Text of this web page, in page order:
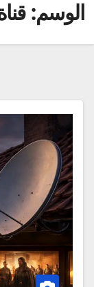
الوسم: